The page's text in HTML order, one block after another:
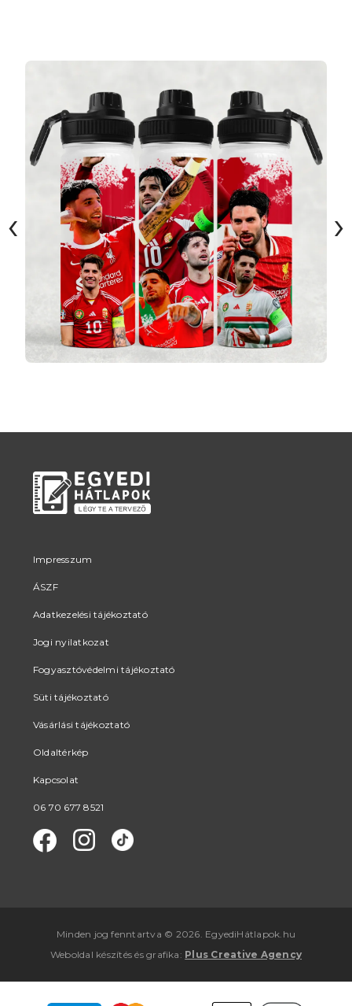
‹ ›
Impresszum
ÁSZF
Adatkezelési tájékoztató
Jogi nyilatkozat
Fogyasztóvédelmi tájékoztató
Süti tájékoztató
Vásárlási tájékoztató
Oldaltérkép
Kapcsolat
06 70 677 8521
Minden jog fenntartva © 2026. EgyediHátlapok.hu
Weboldal készítés ésgrafika : Plus Creative Agency